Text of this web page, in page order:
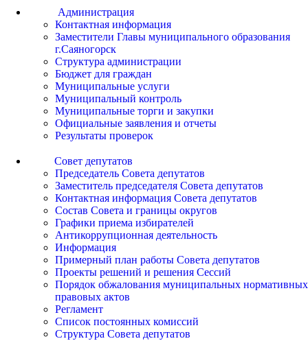
Администрация
Контактная информация
Заместители Главы муниципального образования
г.Саяногорск
Структура администрации
Бюджет для граждан
Муниципальные услуги
Муниципальный контроль
Муниципальные торги и закупки
Официальные заявления и отчеты
Результаты проверок
Совет депутатов
Председатель Совета депутатов
Заместитель председателя Совета депутатов
Контактная информация Совета депутатов
Состав Совета и границы округов
Графики приема избирателей
Антикоррупционная деятельность
Информация
Примерный план работы Совета депутатов
Проекты решений и решения Сессий
Порядок обжалования муниципальных нормативных
правовых актов
Регламент
Список постоянных комиссий
Структура Совета депутатов